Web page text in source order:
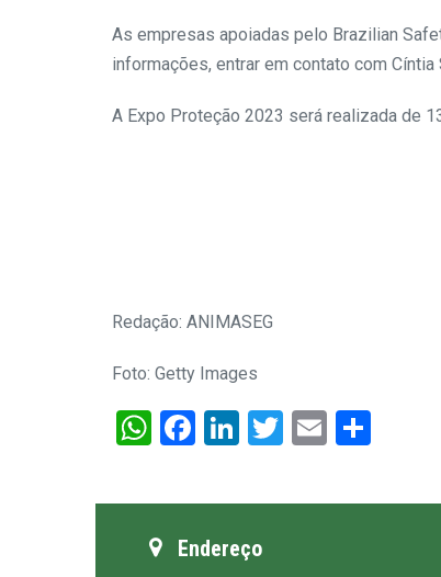
As empresas apoiadas pelo Brazilian
informações, entrar em contato com
A Expo Proteção 2023 será realizada de
Redação: ANIMASEG
Foto: Getty Images
WhatsApp
Facebook
LinkedIn
Twitter
Email
Endereço